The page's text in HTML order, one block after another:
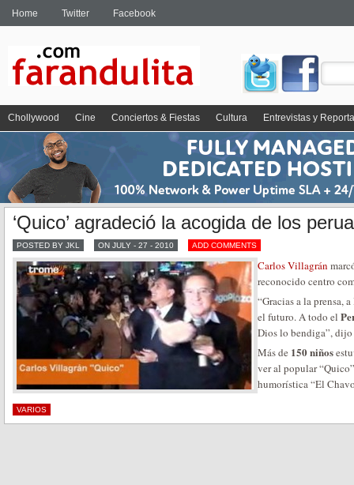
Home Twitter Facebook
Chollywood Cine Conciertos & Fiestas Cultura Entrevistas y
‘Quico’ agradeció la acogida de los
POSTED BY JKL ON JULY - 27 - 2010 ADD COMMENTS
Carlos Villagrán
reconocido centro
“Gracias a la prensa,
el futuro. A todo el
Dios lo bendiga”,
Más de 150 niños
ver al popular
humorística “El
VARIOS